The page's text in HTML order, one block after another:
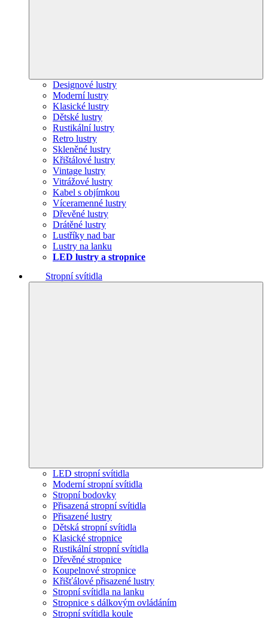
Designové lustry
Moderní lustry
Klasické lustry
Dětské lustry
Rustikální lustry
Retro lustry
Skleněné lustry
Křištálové lustry
Vintage lustry
Vitrážové lustry
Kabel s objímkou
Víceramenné lustry
Dřevěné lustry
Drátěné lustry
Lustříky nad bar
Lustry na lanku
LED lustry a stropnice
Stropní svítidla
LED stropní svítidla
Moderní stropní svítidla
Stropní bodovky
Přisazená stropní svítidla
Přisazené lustry
Dětská stropní svítidla
Klasické stropnice
Rustikální stropní svítidla
Dřevěné stropnice
Koupelnové stropnice
Křišťálové přisazené lustry
Stropní svítidla na lanku
Stropnice s dálkovým ovládáním
Stropní svítidla koule